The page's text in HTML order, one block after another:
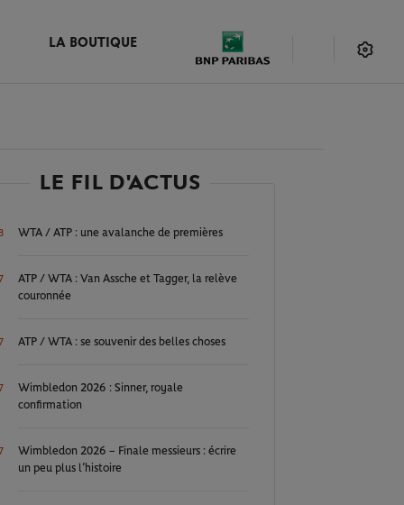
LA BOUTIQUE
LE FIL D'ACTUS
WTA / ATP : une avalanche de premières
ATP / WTA : Van Assche et Tagger, la relève
couronnée
ATP / WTA : se souvenir des belles choses
Wimbledon 2026 : Sinner, royale
confirmation
Wimbledon 2026 – Finale messieurs : écrire
un peu plus l’histoire